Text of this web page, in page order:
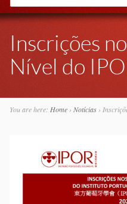
Inscrições
Nível do
You are here: Home› Notícias›